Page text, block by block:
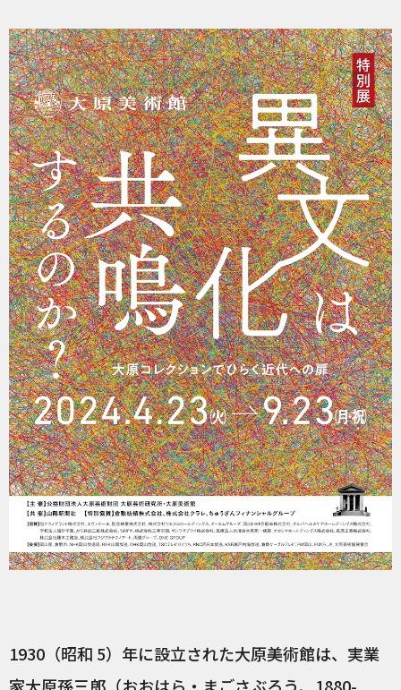
1930（昭和 5）年に設立された大原美術館は、実業